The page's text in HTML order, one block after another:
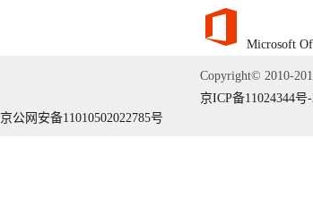
Microsoft
Copyright© 2010-
京ICP备11024344号
京公网安备11010502022785号